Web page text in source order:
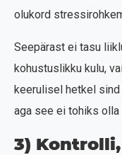
olukord
Seepärast ei tasu
kohustuslikku kulu,
keerulisel hetkel sind
aga see ei tohiks
3)